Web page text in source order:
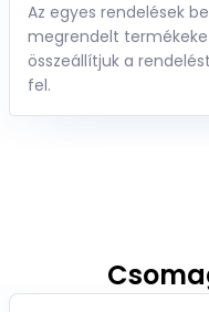
Az egyes rendelések
megrendelt
összeállítjuk a
fel.